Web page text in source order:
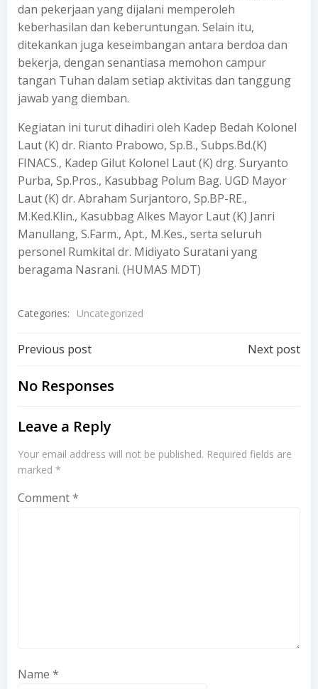
dan pekerjaan yang dijalani memperoleh
keberhasilan dan keberuntungan. Selain itu,
ditekankan juga keseimbangan antara berdoa dan
bekerja, dengan senantiasa memohon campur
tangan Tuhan dalam setiap aktivitas dan tanggung
jawab yang diemban.
Kegiatan ini turut dihadiri oleh Kadep Bedah Kolonel
Laut (K) dr. Rianto Prabowo, Sp.B., Subps.Bd.(K)
FINACS., Kadep Gilut Kolonel Laut (K) drg. Suryanto
Purba, Sp.Pros., Kasubbag Polum Bag. UGD Mayor
Laut (K) dr. Abraham Surjantoro, Sp.BP-RE.,
M.Ked.Klin., Kasubbag Alkes Mayor Laut (K) Janri
Manullang, S.Farm., Apt., M.Kes., serta seluruh
personel Rumkital dr. Midiyato Suratani yang
beragama Nasrani. (HUMAS MDT)
Categories: Uncategorized
Post
navigation
Previous post Next post
No Responses
Leave a Reply
Your email address will not be published. Required fields are
marked *
Comment*
Name *